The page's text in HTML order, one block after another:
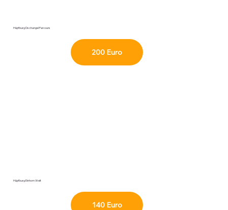
Hüpfburg Dschungel Parcours
200 Euro
Hüpfburg Einhorn Welt
140 Euro